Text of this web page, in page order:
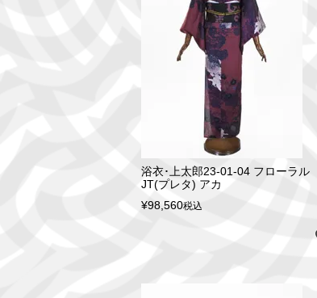
浴衣･上太郎23-01-04 フローラル
JT(プレタ) アカ
¥98,560税込